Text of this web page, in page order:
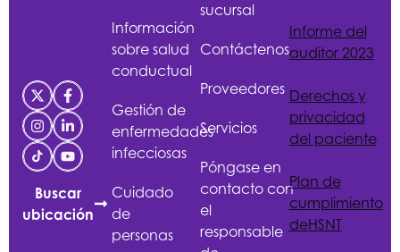
Buscar
ubicación
Información
sobre salud
conductual
Gestión de
enfermedades
infecciosas
Cuidado
de
personas
sucursal
Contáctenos
Proveedores
Servicios
Póngase en
contacto con
el
responsable
Informe del
auditor 2023
Derechos y
privacidad
del paciente
Plan de
cumplimiento
deHSNT